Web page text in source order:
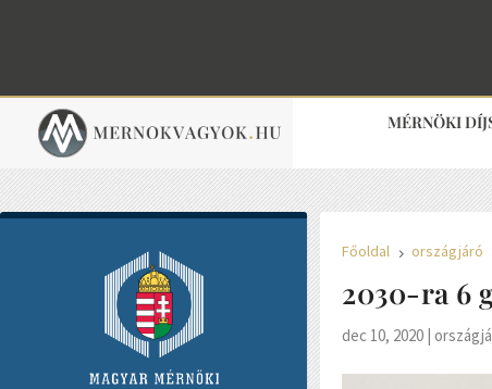
MÉRNÖKI
Főoldal 5 országjáró
2030-ra 6
dec 10, 2020 |